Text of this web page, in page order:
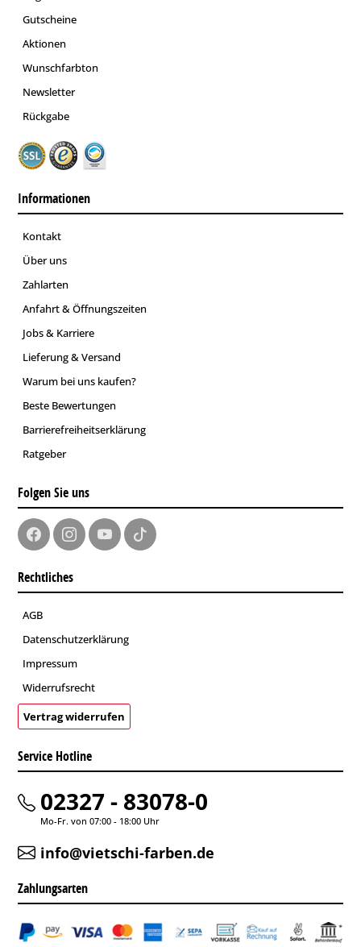
Gutscheine
Aktionen
Wunschfarbton
Newsletter
Rückgabe
Informationen
Kontakt
Über uns
Zahlarten
Anfahrt & Öffnungszeiten
Jobs & Karriere
Lieferung & Versand
Warum bei uns kaufen?
Beste Bewertungen
Barrierefreiheitserklärung
Ratgeber
Folgen Sie uns
Rechtliches
AGB
Datenschutzerklärung
Impressum
Widerrufsrecht
Vertrag widerrufen
Service Hotline
02327 - 83078-0
Mo-Fr. von 07:00 - 18:00 Uhr
info@vietschi-farben.de
Zahlungsarten